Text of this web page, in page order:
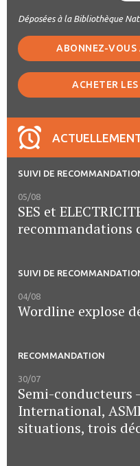
Déposées à la Bibliothèque
ABONNEZ-VOUS
ACHETER
SUIVI DE
05/08
SES et
recommandations
SUIVI DE
04/08
Wordline explose
RECOMMANDATION
30/07
Semi-conducteurs
International,
situations, trois